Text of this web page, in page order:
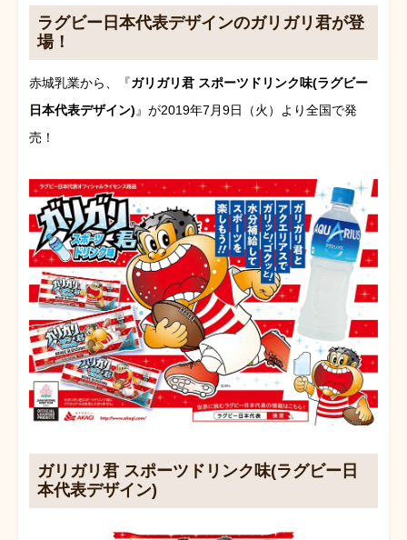
ラグビー日本代表デザインのガリガリ君が登
場！
赤城乳業から、『ガリガリ君 スポーツドリンク味(ラグビー
日本代表デザイン) 』が2019年7月9日（火）より全国で発
売！
ガリガリ君 スポーツドリンク味(ラグビー日
本代表デザイン)